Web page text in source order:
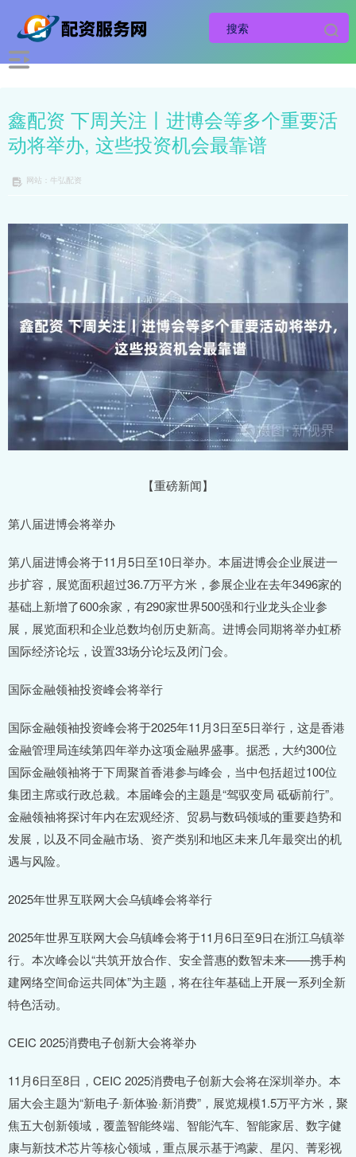
鑫配资 下周关注丨进博会等多个重要活
动将举办, 这些投资机会最靠谱
网站：牛弘配资
【重磅新闻】
第八届进博会将举办
第八届进博会将于11月5日至10日举办。本届进博会企业展进一
步扩容，展览面积超过36.7万平方米，参展企业在去年3496家的
基础上新增了600余家，有290家世界500强和行业龙头企业参
展，展览面积和企业总数均创历史新高。进博会同期将举办虹桥
国际经济论坛，设置33场分论坛及闭门会。
国际金融领袖投资峰会将举行
国际金融领袖投资峰会将于2025年11月3日至5日举行，这是香港
金融管理局连续第四年举办这项金融界盛事。据悉，大约300位
国际金融领袖将于下周聚首香港参与峰会，当中包括超过100位
集团主席或行政总裁。本届峰会的主题是“驾驭变局 砥砺前行”。
金融领袖将探讨年内在宏观经济、贸易与数码领域的重要趋势和
发展，以及不同金融市场、资产类别和地区未来几年最突出的机
遇与风险。
2025年世界互联网大会乌镇峰会将举行
2025年世界互联网大会乌镇峰会将于11月6日至9日在浙江乌镇举
行。本次峰会以“共筑开放合作、安全普惠的数智未来——携手构
建网络空间命运共同体”为主题，将在往年基础上开展一系列全新
特色活动。
CEIC 2025消费电子创新大会将举办
11月6日至8日，CEIC 2025消费电子创新大会将在深圳举办。本
届大会主题为“新电子·新体验·新消费”，展览规模1.5万平方米，聚
焦五大创新领域，覆盖智能终端、智能汽车、智能家居、数字健
康与新技术芯片等核心领域，重点展示基于鸿蒙、星闪、菁彩视